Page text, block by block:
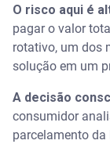
O risco aqui é
pagar o valor
rotativo, um dos
solução em um
A decisão
consumidor
parcelamento